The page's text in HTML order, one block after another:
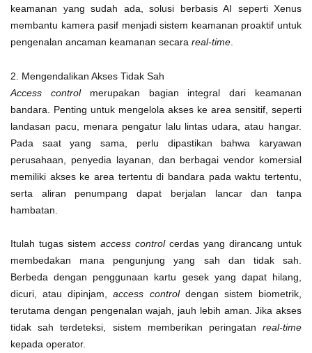
keamanan yang sudah ada, solusi berbasis AI seperti Xenus
membantu kamera pasif menjadi sistem keamanan proaktif untuk
pengenalan ancaman keamanan secara real-time
2. Mengendalikan Akses Tidak Sah
Access controlmerupakan bagian integral dari keamanan
bandara. Penting untuk mengelola akses ke area sensitif, seperti
landasan pacu, menara pengatur lalu lintas udara, atau hangar.
Pada saat yang sama, perlu dipastikan bahwa karyawan
perusahaan, penyedia layanan, dan berbagai vendor komersial
memiliki akses ke area tertentu di bandara pada waktu tertentu,
serta aliran penumpang dapat berjalan lancar dan tanpa
hambatan.
Itulah tugas sistem access controlcerdas yang dirancang untuk
membedakan mana pengunjung yang sah dan tidak sah.
Berbeda dengan penggunaan kartu gesek yang dapat hilang,
dicuri, atau dipinjam,access controldengan sistem biometrik,
terutama dengan pengenalan wajah, jauh lebih aman. Jika akses
tidak sah terdeteksi, sistem memberikan peringatan real-time
kepada operator.